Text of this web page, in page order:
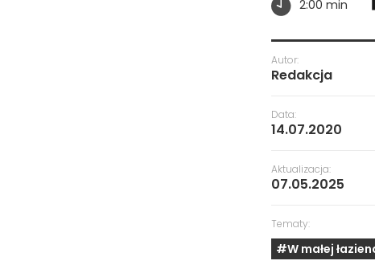
2:00 min
Autor:
Redakcja
Data:
14.07.2020
Aktualizacja:
07.05.2025
Tematy:
#W małej